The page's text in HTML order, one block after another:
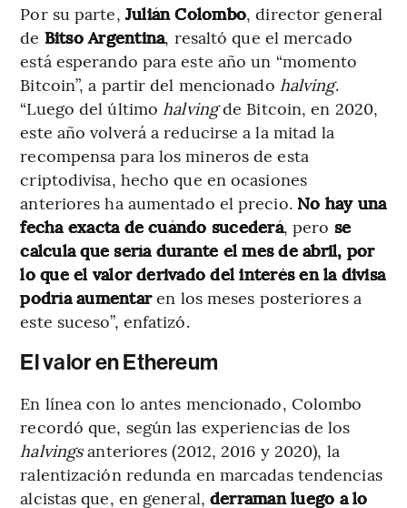
Por su parte, Julián Colombo, director general
de Bitso Argentina, resaltó que el mercado
está esperando para este año un “momento
Bitcoin”, a partir del mencionado halving.
“Luego del último halvingde Bitcoin, en 2020,
este año volverá a reducirse a la mitad la
recompensa para los mineros de esta
criptodivisa, hecho que en ocasiones
anteriores ha aumentado el precio. No hay una
fecha exacta de cuándo sucederá, pero se
calcula que sería durante el mes de abril, por
lo que el valor derivado del interés en la divisa
podría aumentaren los meses posteriores a
este suceso”, enfatizó.
El valor en Ethereum
En línea con lo antes mencionado, Colombo
recordó que, según las experiencias de los
halvingsanteriores (2012, 2016 y 2020), la
ralentización redunda en marcadas tendencias
alcistas que, en general, derraman luego a lo